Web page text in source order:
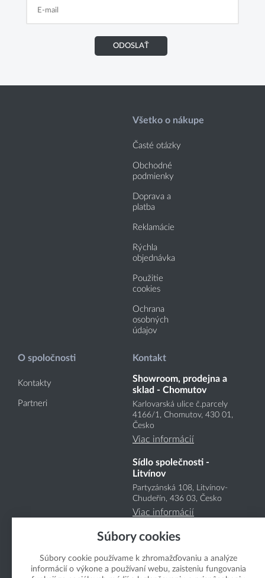
ODOSLAŤ
Všetko o nákupe
Časté otázky
Obchodné
podmienky
Doprava a
platba
Reklamácie
Rýchla
objednávka
Použitie
cookies
Ochrana
osobných
údajov
O spoločnosti
Kontakty
Partneri
Kontakt
Showroom, prodejna a
sklad - Chomutov
Karlovarská ulice č.parcely
4166/1, Chomutov, 430 01,
Česko
Viac informácií
Sídlo společnosti -
Litvínov
Partyzánská 108, Litvínov-
Chudeřín, 436 03, Česko
Viac informácií
Súbory cookies
Súbory cookie používame k zhromažďovaniu a analýze
informácií o výkone a používaní webu, zaisteniu fungovania